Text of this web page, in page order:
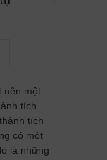
nên một
tích
tích
có một
là những